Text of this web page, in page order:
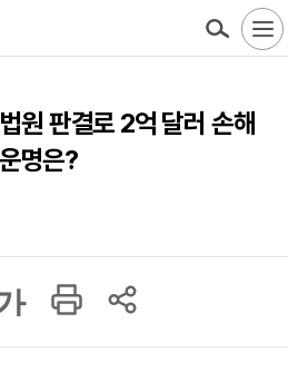
원 판결로 2억 달러 손해
명은?